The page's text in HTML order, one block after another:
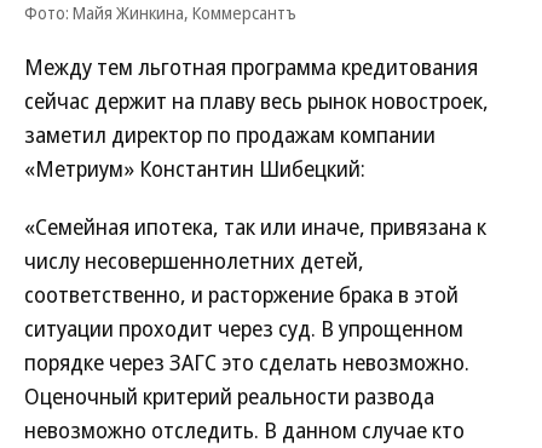
Фото: Майя Жинкина, Коммерсантъ
Между тем льготная программа кредитования
сейчас держит на плаву весь рынок новостроек,
заметил директор по продажам компании
«Метриум» Константин Шибецкий:
«Семейная ипотека, так или иначе, привязана к
числу несовершеннолетних детей,
соответственно, и расторжение брака в этой
ситуации проходит через суд. В упрощенном
порядке через ЗАГС это сделать невозможно.
Оценочный критерий реальности развода
невозможно отследить. В данном случае кто